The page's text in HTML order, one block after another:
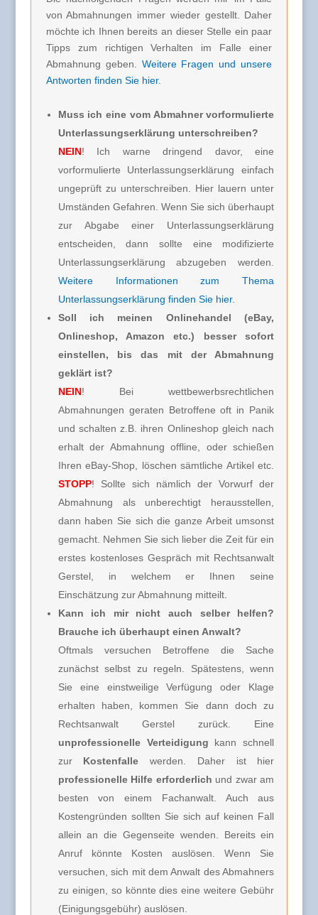
von Abmahnungen immer wieder gestellt. Daher
möchte ich Ihnen bereits an dieser Stelle ein paar
Tipps zum richtigen Verhalten im Falle einer
Abmahnung geben. Weitere Fragen und unsere
Antworten finden Sie hier.
Muss ich eine vom Abmahner vorformulierte
Unterlassungserklärung unterschreiben?
NEIN! Ich warne dringend davor, eine
vorformulierte Unterlassungserklärung einfach
ungeprüft zu unterschreiben. Hier lauern unter
Umständen Gefahren. Wenn Sie sich überhaupt
zur Abgabe einer Unterlassungserklärung
entscheiden, dann sollte eine modifizierte
Unterlassungserklärung abzugeben werden.
Weitere Informationen zum Thema
Unterlassungserklärung finden Sie hier.
Soll ich meinen Onlinehandel (eBay,
Onlineshop, Amazon etc.) besser sofort
einstellen, bis das mit der Abmahnung
geklärt ist?
NEIN! Bei wettbewerbsrechtlichen
Abmahnungen geraten Betroffene oft in Panik
und schalten z.B. ihren Onlineshop gleich nach
erhalt der Abmahnung offline, oder schießen
Ihren eBay-Shop, löschen sämtliche Artikel etc.
STOPP! Sollte sich nämlich der Vorwurf der
Abmahnung als unberechtigt herausstellen,
dann haben Sie sich die ganze Arbeit umsonst
gemacht. Nehmen Sie sich lieber die Zeit für ein
erstes kostenloses Gespräch mit Rechtsanwalt
Gerstel, in welchem er Ihnen seine
Einschätzung zur Abmahnung mitteilt.
Kann ich mir nicht auch selber helfen?
Brauche ich überhaupt einen Anwalt?
Oftmals versuchen Betroffene die Sache
zunächst selbst zu regeln. Spätestens, wenn
Sie eine einstweilige Verfügung oder Klage
erhalten haben, kommen Sie dann doch zu
Rechtsanwalt Gerstel zurück. Eine
unprofessionelle Verteidigung kann schnell
zur Kostenfalle werden. Daher ist hier
professionelle Hilfe erforderlich und zwar am
besten von einem Fachanwalt. Auch aus
Kostengründen sollten Sie sich auf keinen Fall
allein an die Gegenseite wenden. Bereits ein
Anruf könnte Kosten auslösen. Wenn Sie
versuchen, sich mit dem Anwalt des Abmahners
zu einigen, so könnte dies eine weitere Gebühr
(Einigungsgebühr) auslösen.